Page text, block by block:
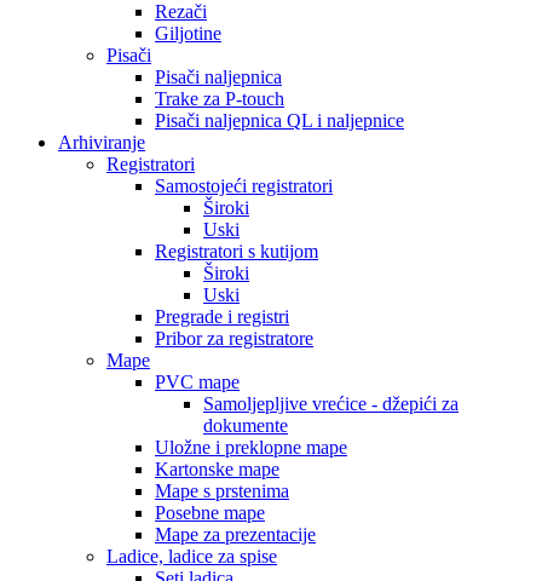
Rezači
Giljotine
Pisači
Pisači naljepnica
Trake za P-touch
Pisači naljepnica QL i naljepnice
Arhiviranje
Registratori
Samostojeći registratori
Široki
Uski
Registratori s kutijom
Široki
Uski
Pregrade i registri
Pribor za registratore
Mape
PVC mape
Samoljepljive vrećice - džepići za
dokumente
Uložne i preklopne mape
Kartonske mape
Mape s prstenima
Posebne mape
Mape za prezentacije
Ladice, ladice za spise